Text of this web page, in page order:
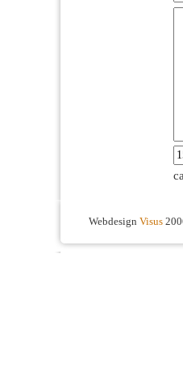
Webdesign Visus